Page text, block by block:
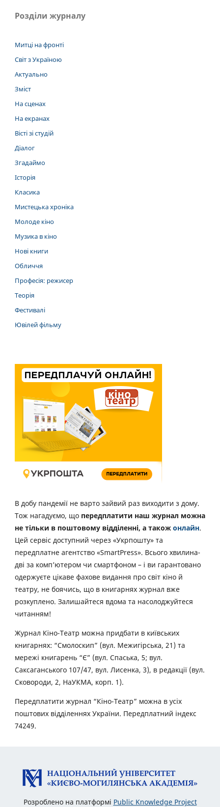
Розділи журналу
Митці на фронті
Світ з Україною
Актуально
Зміст
На сценах
На екранах
Вісті зі студій
Діалог
Згадаймо
Історія
Класика
Мистецька хроніка
Молоде кіно
Музика в кіно
Нові книги
Обличчя
Професія: режисер
Теорія
Фестивалі
Ювілей фільму
В добу пандемії не варто зайвий раз виходити з дому.
Тож нагадуємо, що передплатити наш журнал можна
не тільки в поштовому відділенні, а також онлайн.
Цей сервіс доступний через «Укрпошту» та
передплатне агентство «SmartPress». Всього хвилина-
дві за комп’ютером чи смартфоном – і ви гарантовано
одержуєте цікаве фахове видання про світ кіно й
театру, не боячись, що в книгарнях журнал вже
розкуплено. Залишайтеся вдома та насолоджуйтеся
читанням!
Журнал Кіно-Театр можна придбати в київських
книгарнях: “Смолоскип” (вул. Межигірська, 21) та
мережі книгарень “Є” (вул. Спаська, 5; вул.
Саксаганського 107/47, вул. Лисенка, 3), в редакції (вул.
Сковороди, 2, НаУКМА, корп. 1).
Передплатити журнал “Кіно-Театр” можна в усіх
поштових відділеннях України. Передплатний індекс
74249.
Розроблено на платформі Public Knowledge Project